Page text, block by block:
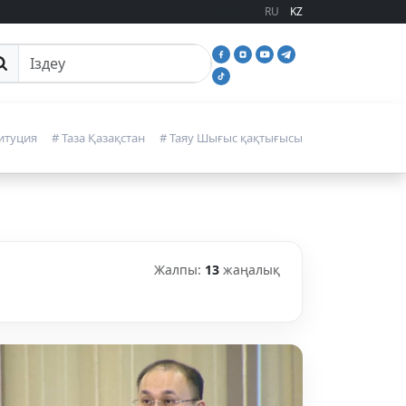
RU KZ
іздеу
# Таза Қазақстан # Таяу Шығыс қақтығысы
Жалпы: 13 жаңалық